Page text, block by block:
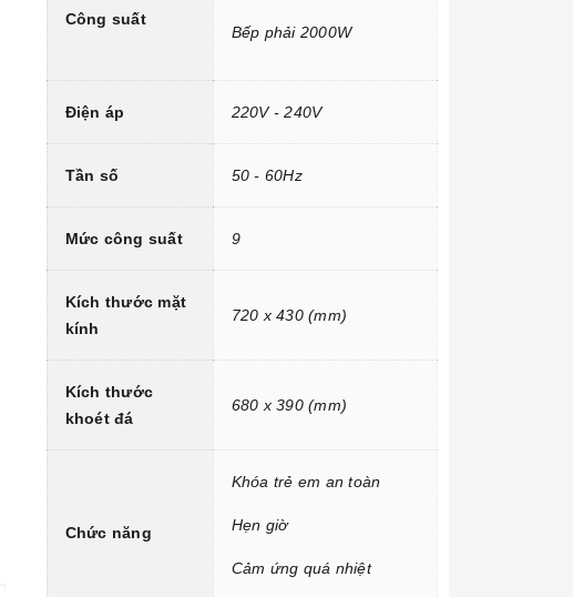
Công suất
Bếp phải 2000W
Điện áp 220V - 240V
Tần số 50 - 60Hz
Mức công suất 9
Kích thước mặt
kính
720 x 430 (mm)
Kích thước
khoét đá
680 x 390 (mm)
Chức năng
Khóa trẻ em an toàn
Hẹn giờ
Cảm ứng quá nhiệt